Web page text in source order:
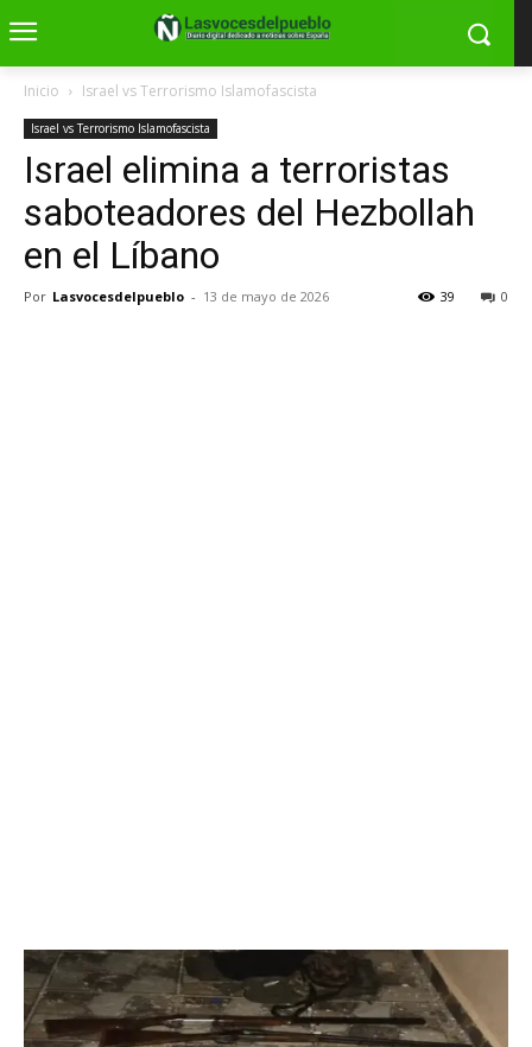
Inicio Israel vs Terrorismo Islamofascista
Israel vs Terrorismo Islamofascista
Israel elimina a terroristas
saboteadores del Hezbollah
en el Líbano
Por Lasvocesdelpueblo - 13 de mayo de 2026 0
39